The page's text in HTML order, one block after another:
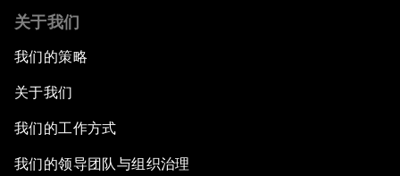
关于我们
我们的策略
关于我们
我们的工作方式
我们的领导团队与组织治理